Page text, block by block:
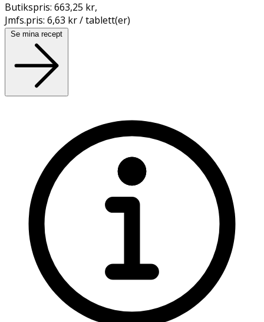
Butikspris: 663,25 kr,
Jmfs.pris: 6,63 kr / tablett(er)
Se mina recept